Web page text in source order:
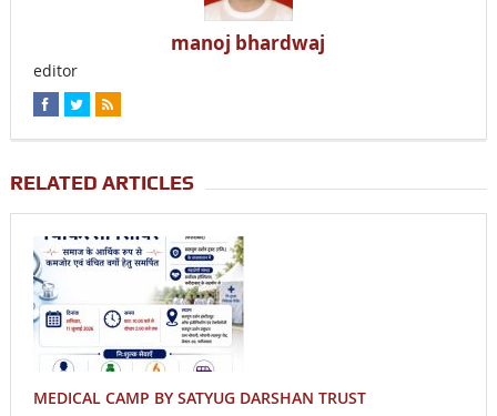
manoj bhardwaj
editor
RELATED ARTICLES
MEDICAL CAMP BY SATYUG DARSHAN TRUST